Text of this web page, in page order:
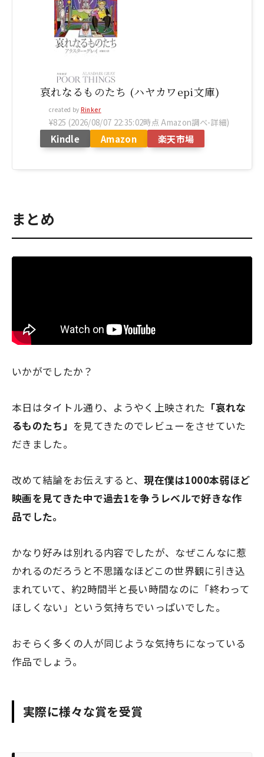
哀れなるものたち (ハヤカワepi文庫)
created by Rinker
¥825 (2026/08/07 22:35:02時点 Amazon調べ-詳細)
Kindle Amazon 楽天市場
まとめ
いかがでしたか？
本日はタイトル通り、ようやく上映された 「哀れな
るものたち」 を見てきたのでレビューをさせていた
だきました。
改めて結論をお伝えすると、現在僕は1000本弱ほど
映画を見てきた中で過去1を争うレベルで好きな作
品でした。
かなり好みは別れる内容でしたが、なぜこんなに惹
かれるのだろうと不思議なほどこの世界観に引き込
まれていて、約2時間半と長い時間なのに「終わって
ほしくない」という気持ちでいっぱいでした。
おそらく多くの人が同じような気持ちになっている
作品でしょう。
実際に様々な賞を受賞